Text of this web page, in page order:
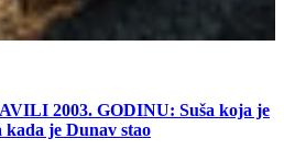
2003. GODINU: Suša koja je
je Dunav stao